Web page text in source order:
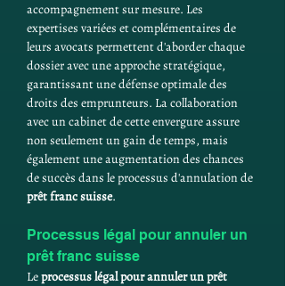
accompagnement sur mesure. Les
expertises variées et complémentaires de
leurs avocats permettent d'aborder chaque
dossier avec une approche stratégique,
garantissant une défense optimale des
droits des emprunteurs. La collaboration
avec un cabinet de cette envergure assure
non seulement un gain de temps, mais
également une augmentation des chances
de succès dans le processus d'annulation de
prêt franc suisse.
Processus légal pour annuler un
prêt franc suisse
Le processus légal pour annuler un prêt